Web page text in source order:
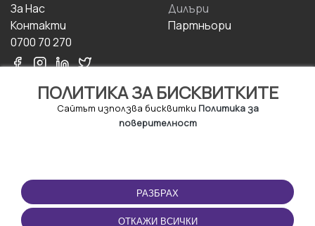
ПОЛИТИКА ЗА БИСКВИТКИТЕ
Сайтът използва бисквитки Политика за
поверителност
РАЗБРАХ
ОТКАЖИ ВСИЧКИ
За Hас
Контакти
0700 70 270
Дилъри
Партньори
ПОЛЗВАНЕ
Правила и условия за
ползване
ПРИЛОЖЕНИЕТО